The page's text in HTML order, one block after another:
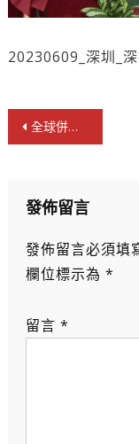
20230609_深圳_
文
章
覽
全球併購基金與深投融商會締戰略合作伙伴
發佈留言
發佈留言必須填
欄位標示為 *
留言 *